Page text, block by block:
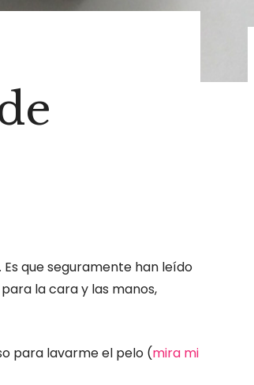
que seguramente han leído
la cara y las manos,
para lavarme el pelo (mira mi